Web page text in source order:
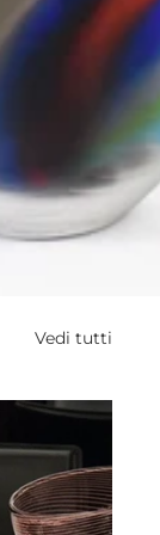
Vedi tutti